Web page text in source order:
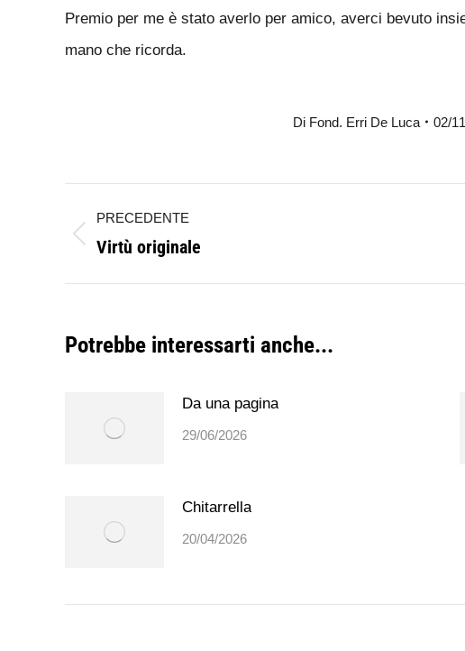
Premio per me è stato averlo per amico, averci bevuto
mano che ricorda.
Di Fond. Erri De Luca 02/
tra
PRECEDENTE
Post
precedente:
Virtù originale
Potrebbe interessarti anche...
Da una pagina
29/06/2026
Chitarrella
20/04/2026